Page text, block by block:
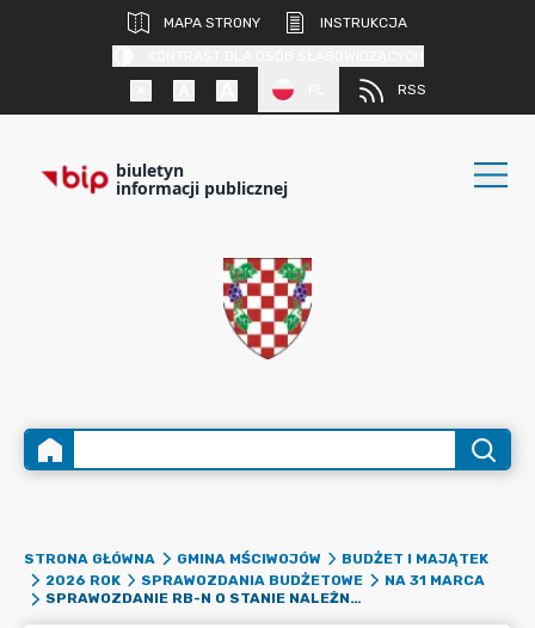
MAPA STRONY
INSTRUKCJA
RSS
biuletyn
informacji publicznej
STRONA GŁÓWNA GMINA MŚCIWOJÓW
BUDŻET I MAJĄTEK
2026 ROK
SPRAWOZDANIA BUDŻETOWE
NA 31 MARCA
SPRAWOZDANIE RB-N O STANIE NALEŻNOŚCI ORAZ WYBRANYCH AKTYWÓW FINANSOWYCH JEDNOSTKI SAMORZĄDU TERYTORIALNEGO